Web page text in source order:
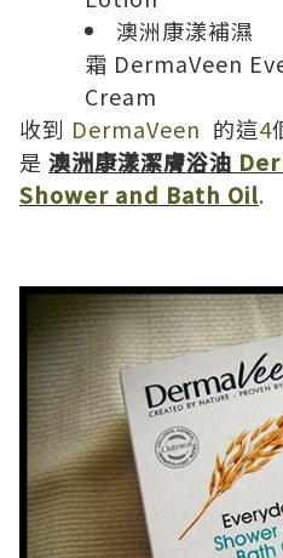
澳洲康漾補濕
霜 DermaVeen
Cream
收到 DermaVeen 的這4
是 澳洲康漾潔膚浴油
Shower and Bath Oil.